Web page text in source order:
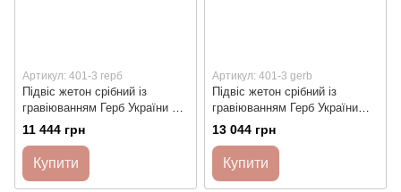
Артикул: 401-3 герб
Підвіс жетон срібний із
гравіюванням Герб України в
квітках
11 444 грн
Купити
Артикул: 401-3 gerb
Підвіс жетон срібний із
гравіюванням Герб України
стилізований
13 044 грн
Купити